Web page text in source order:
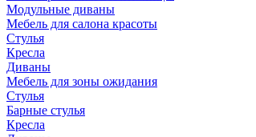
Модульные диваны
Мебель для салона красоты
Стулья
Кресла
Диваны
Мебель для зоны ожидания
Стулья
Барные стулья
Кресла